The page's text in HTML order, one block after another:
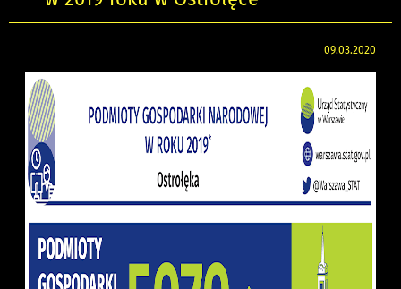
09.03.2020